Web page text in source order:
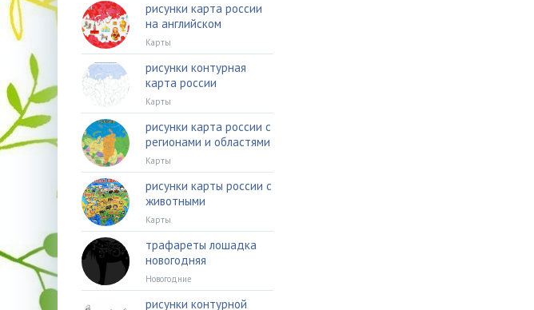
рисунки карта россии
на английском
Карты
рисунки контурная
карта россии
Карты
рисунки карта россии с
регионами и областями
Карты
рисунки карты россии с
животными
Карты
трафареты лошадка
новогодняя
Новогодние
рисунки контурной